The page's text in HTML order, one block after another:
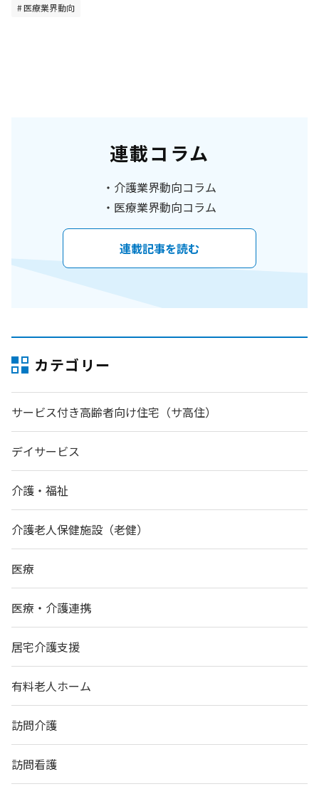
医療業界動向
連載コラム
介護業界動向コラム
医療業界動向コラム
連載記事を読む
カテゴリー
サービス付き高齢者向け住宅（サ高住）
デイサービス
介護・福祉
介護老人保健施設（老健）
医療
医療・介護連携
居宅介護支援
有料老人ホーム
訪問介護
訪問看護